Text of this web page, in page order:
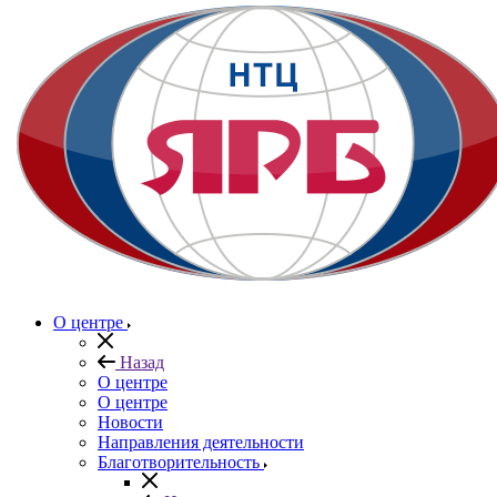
О центре
Назад
О центре
О центре
Новости
Направления деятельности
Благотворительность